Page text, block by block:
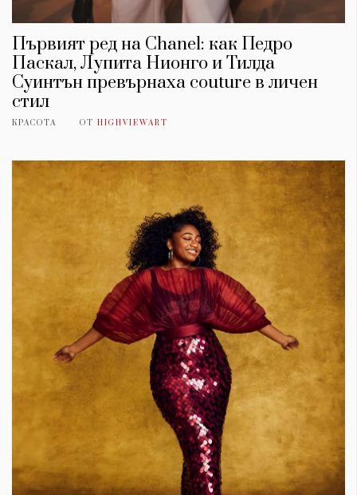
Първият ред на Chanel: как Педро
Паскал, Лупита Нионго и Тилда
Суинтън превърнаха couture в личен
стил
КРАСОТА ОТ HIGHVIEWART